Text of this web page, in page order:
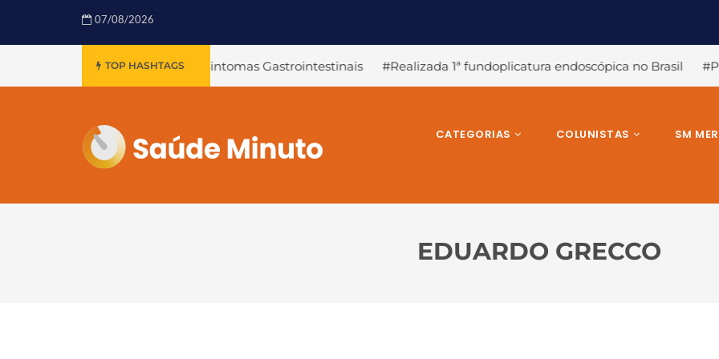
07/08/2026
TOP HASHTAGS
19 e Sintomas Gastrointestinais #Realizada 1ª fundoplicatura endoscópica no Brasil #Pandemia ressalta a
CATEGORIAS COLUNISTAS SM
EDUARDO GRECCO